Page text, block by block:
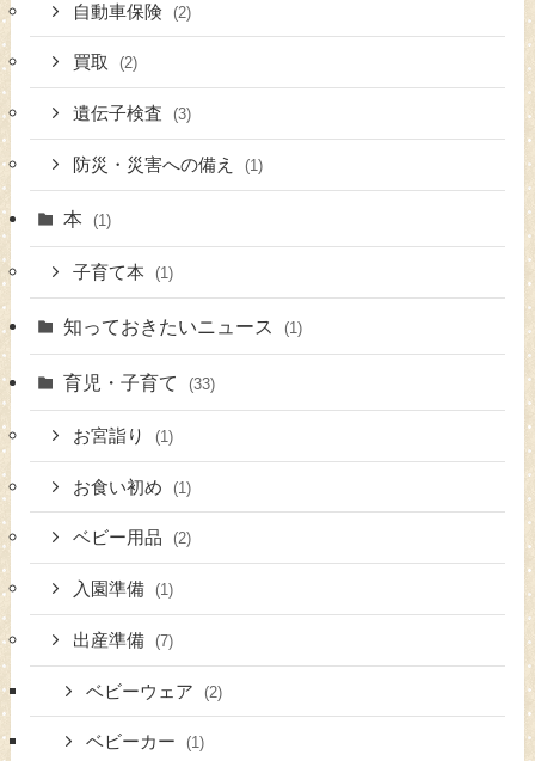
自動車保険 (2)
買取 (2)
遺伝子検査 (3)
防災・災害への備え (1)
本 (1)
子育て本 (1)
知っておきたいニュース (1)
育児・子育て (33)
お宮詣り (1)
お食い初め (1)
ベビー用品 (2)
入園準備 (1)
出産準備 (7)
ベビーウェア (2)
ベビーカー (1)